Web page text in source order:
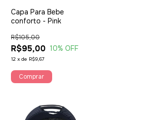
Capa Para Bebe
conforto - Pink
R$95,00
R$105,00
10% OFF
12 xde R$9,67
Comprar